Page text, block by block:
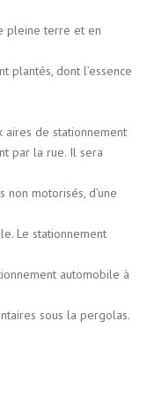
pleine terre et en
plantés, dont l’essence
aires de stationnement
par la rue. Il sera
non motorisés, d’une
Le stationnement
automobile à
sous la pergolas.